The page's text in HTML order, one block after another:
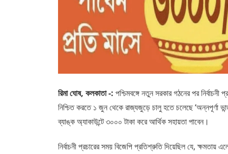
রিমা ঘোষ, কলকাতা -: পশ্চিমবঙ্গে নতুন সরকার গঠনের পর
নিশ্চিত করতে ১ জুন থেকে রাজ্যজুড়ে চালু হতে চলেছে ‘অন্নপূর্ণা
ব্যাঙ্ক অ্যাকাউন্টে ৩০০০ টাকা করে আর্থিক সহায়তা পাবেন।
​নির্বাচনী প্রচারের সময় বিজেপি প্রতিশ্রুতি দিয়েছিল যে,